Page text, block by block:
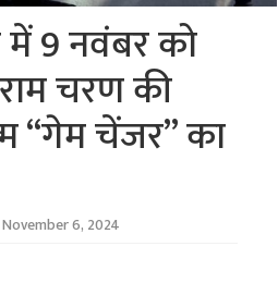
में 9 नवंबर को
चरण की
“गेम चेंजर” का
November 6, 2024